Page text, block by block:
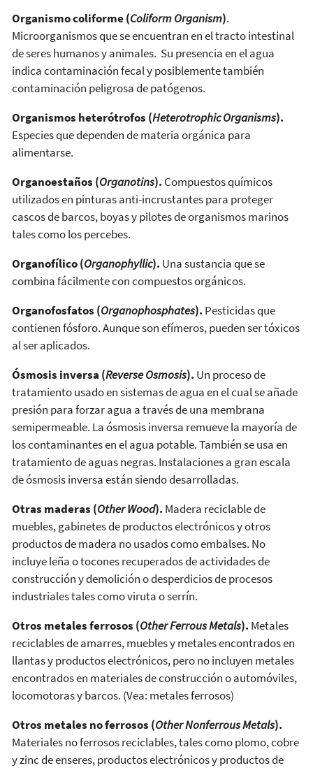
Organismo coliforme (Coliform Organism).
Microorganismos que se encuentran en el tracto intestinal
de seres humanos y animales. Su presencia en el agua
indica contaminación fecal y posiblemente también
contaminación peligrosa de patógenos.
Organismos heterótrofos (Heterotrophic Organisms).
Especies que dependen de materia orgánica para
alimentarse.
Organoestaños (Organotins). Compuestos químicos
utilizados en pinturas anti-incrustantes para proteger
cascos de barcos, boyas y pilotes de organismos marinos
tales como los percebes.
Organofílico (Organophyllic). Una sustancia que se
combina fácilmente con compuestos orgánicos.
Organofosfatos (Organophosphates). Pesticidas que
contienen fósforo. Aunque son efímeros, pueden ser tóxicos
al ser aplicados.
Ósmosis inversa (Reverse Osmosis). Un proceso de
tratamiento usado en sistemas de agua en el cual se añade
presión para forzar agua a través de una membrana
semipermeable. La ósmosis inversa remueve la mayoría de
los contaminantes en el agua potable. También se usa en
tratamiento de aguas negras. Instalaciones a gran escala
de ósmosis inversa están siendo desarrolladas.
Otras maderas (Other Wood). Madera reciclable de
muebles, gabinetes de productos electrónicos y otros
productos de madera no usados como embalses. No
incluye leña o tocones recuperados de actividades de
construcción y demolición o desperdicios de procesos
industriales tales como viruta o serrín.
Otros metales ferrosos (Other Ferrous Metals). Metales
reciclables de amarres, muebles y metales encontrados en
llantas y productos electrónicos, pero no incluyen metales
encontrados en materiales de construcción o automóviles,
locomotoras y barcos. (Vea: metales ferrosos)
Otros metales no ferrosos (Other Nonferrous Metals).
Materiales no ferrosos reciclables, tales como plomo, cobre
y zinc de enseres, productos electrónicos y productos de